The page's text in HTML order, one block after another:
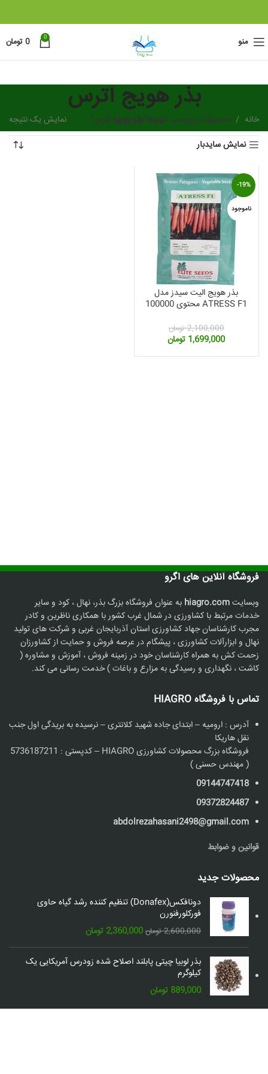
منو 0
0 تومان
بذر هویج آترس
دسته بندی ها خانه محصولات برچسب خورده “بذر هویج آترس”
نمایش یک نتیجه
نمایش سایدبار
-19%
ناموجود
بذر هویج الیت سیدز مدل
ATRESS F1 محتوی 100000
2,100,000 تومان
قیمت
1,699,000 تومانقیمت
فروشگاه آنلاین های اگرو
وبسایتhiagro.com به عنوان فروشگاه بزرگ بذر، نهال ، کود و سایر
خدمات مرتبط با کشاورزی در شمال غرب کشور با همکاری ناظرین و کادر
مجرب کارشناسان جهاد کشاورزی استان آذربایجان غربی و شرکت های تولید
نهال و ابزارآلات کشاورزی ، پیشگام در عرصه فروش و حمایت از کشاورزان
زحمت کش به همراه کارشناسان خود در زمینه فروش ، آموزش و مشاوره (
کاشت ، نگهداری و رسیدگی به مزارع و باغات ) خدمت رسانی می کند.
تماس با فروشگاه HIAGRO
آدرس : ارومیه – ابتدای جاده شهید کلانتری – نرسیده به بریدگی اول جنب
نقل هاریکا
فروشگاه بزرگ محصولات کشاورزی HIAGRO – کدپستی : 5736187211
( مهندس حسنی )
09144747418
09372824487
abdolrezahasani2498@gmail.com
قوانین و ضوابط
محصولات جدید
دونافکس(Donafex) تنظیم کننده رشد گیاه حاوی
فورکلورفنورن
2,600,000 تومان قیمت
اصلی:
2,600,000 تومان
2,360,000 تومانقیمت
فعلی:
2,360,000 تومان.
بذر لوبیا چیتی پابلند اصلاح شده زودرس آمریکایی یک
کیلوگرم
889,000 تومان